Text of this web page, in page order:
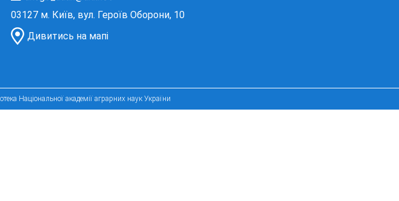
03127 м. Київ, вул. Героїв Оборони, 10
Дивитись на мапі
Національної академії аграрних наук України